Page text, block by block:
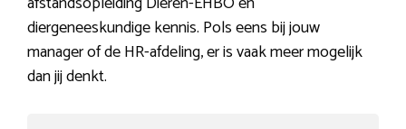
diergeneeskundige kennis. Pols eens bij jouw
manager of de HR-afdeling, er is vaak meer mogelijk
dan jij denkt.